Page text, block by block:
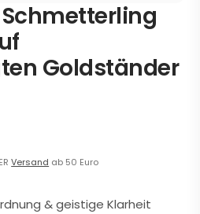
Goldständer
Versand ab 50 Euro
& geistige Klarheit